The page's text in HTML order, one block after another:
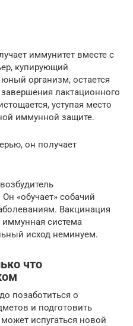
иммунитет вместе с
купирующий
организм, остается
лактационного
уступая место
иммунной защите.
он получает
«обучает» собачий
Вакцинация
система
исход неминуем.
что
позаботиться о
и подготовить
испугаться новой